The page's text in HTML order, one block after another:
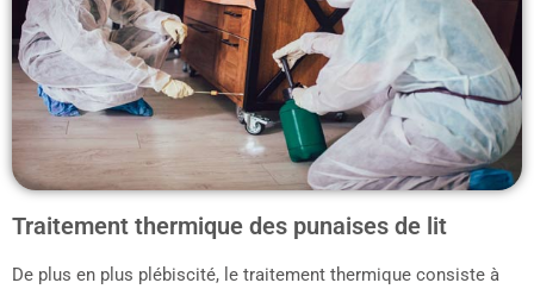
Traitement thermique des punaises de lit
De plus en plus plébiscité, le traitement thermique consiste à